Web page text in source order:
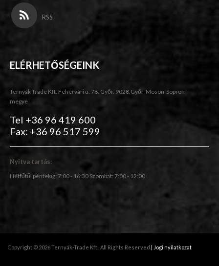
RSS
ELÉRHETŐSÉGEINK
Ternyák Trade Kft, Fehérvári u. 78. Győr, 9028,Győr-Moson-Sopron
megye
Tel +36 96 419 600
Fax: +36 96 517 599
Nyitva tartás:
Hétfőtől péntekig: 7:00 - 16:30 Szombat: 7:00 - 12:00
Copyright © 2026 Ternyák-Trade Kft.. All Rights Reserved. | Jogi nyilatkozat